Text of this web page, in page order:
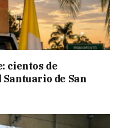
cientos de
de San